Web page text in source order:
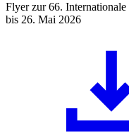
Flyer zur 66.
bis 26. Mai 2026